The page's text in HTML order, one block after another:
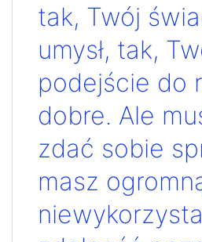
tak, Twój
umysł, tak,
podejście do
dobre. Ale
zdać sobie
masz